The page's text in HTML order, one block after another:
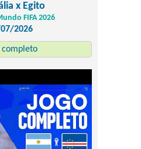
x Egito
FIFA 2026
2026
completo